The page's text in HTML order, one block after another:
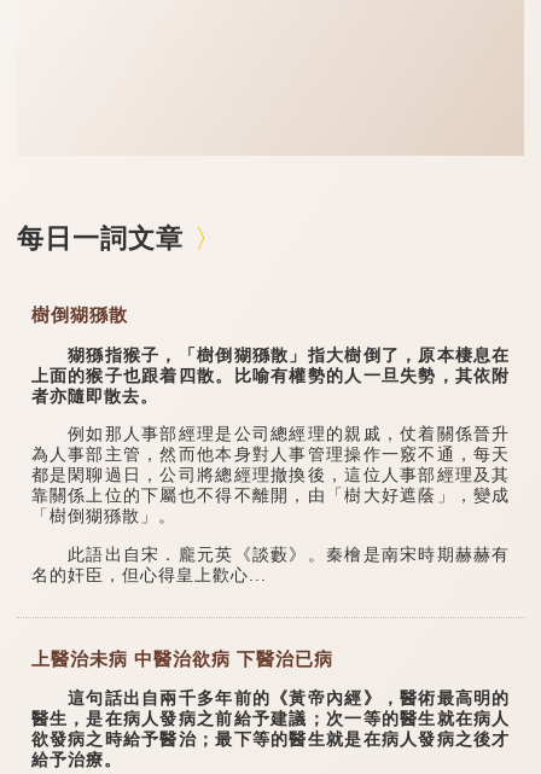
每日一詞文章
樹倒猢猻散
猢猻指猴子，「樹倒猢猻散」指大樹倒了，原本棲息在
上面的猴子也跟着四散。比喻有權勢的人一旦失勢，其依附
者亦隨即散去。
例如那人事部經理是公司總經理的親戚，仗着關係晉升
為人事部主管，然而他本身對人事管理操作一竅不通，每天
都是閑聊過日，公司將總經理撤換後，這位人事部經理及其
靠關係上位的下屬也不得不離開，由「樹大好遮蔭」，變成
「樹倒猢猻散」。
此語出自宋．龐元英《談藪》。秦檜是南宋時期赫赫有
名的奸臣，但心得皇上歡心...
上醫治未病 中醫治欲病 下醫治已病
這句話出自兩千多年前的《黃帝內經》，醫術最高明的
醫生，是在病人發病之前給予建議；次一等的醫生就在病人
欲發病之時給予醫治；最下等的醫生就是在病人發病之後才
給予治療。